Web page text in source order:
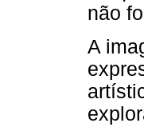
não
A